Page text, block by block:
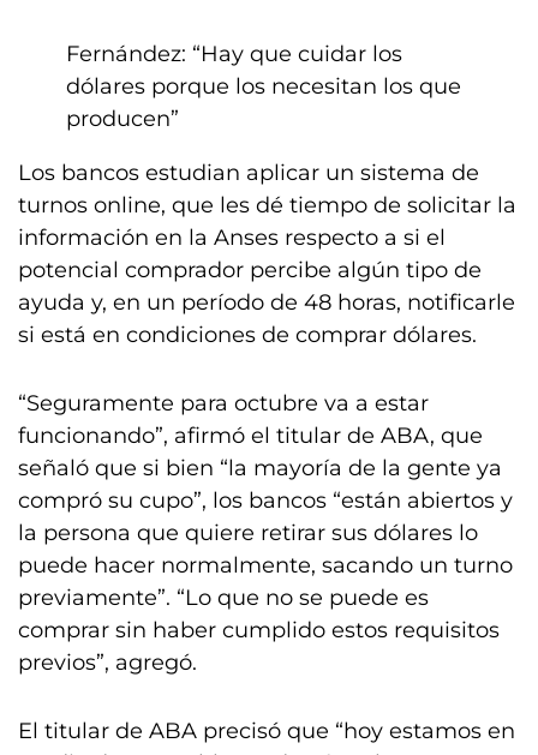
Fernández: “Hay que cuidar los
dólares porque los necesitan los que
producen”
Los bancos estudian aplicar un sistema de
turnos online, que les dé tiempo de solicitar la
información en la Anses respecto a si el
potencial comprador percibe algún tipo de
ayuda y, en un período de 48 horas, notificarle
si está en condiciones de comprar dólares.
“Seguramente para octubre va a estar
funcionando”, afirmó el titular de ABA, que
señaló que si bien “la mayoría de la gente ya
compró su cupo”, los bancos “están abiertos y
la persona que quiere retirar sus dólares lo
puede hacer normalmente, sacando un turno
previamente”. “Lo que no se puede es
comprar sin haber cumplido estos requisitos
previos”, agregó.
El titular de ABA precisó que “hoy estamos en